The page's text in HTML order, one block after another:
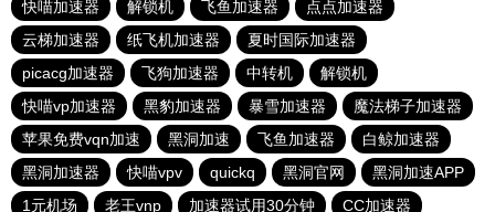
快喵加速器
解锁机 飞鱼加速器
点点加速器
云梯加速器
纸飞机加速器
夏时国际加速器
picacg加速器
飞狗加速器 中转机
解锁机
快喵vp加速器
黑豹加速器 暴雪加速器
魔法梯子加速器
苹果免费vqn加速
黑洞加速 飞鱼加速器
白鲸加速器
黑洞加速器
快喵vpv quickq 黑洞官网
黑洞加速APP
1元机场
老王vnp 加速器试用30分钟 CC加速器